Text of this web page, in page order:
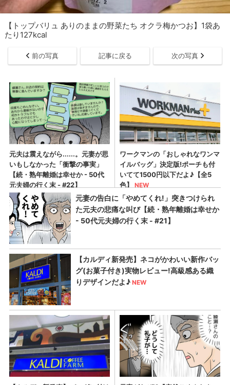
【トップバリュ ありのままの野菜たち オクラ梅かつお】1袋あ
たり127kcal
前の写真 記事に戻る 次の写真